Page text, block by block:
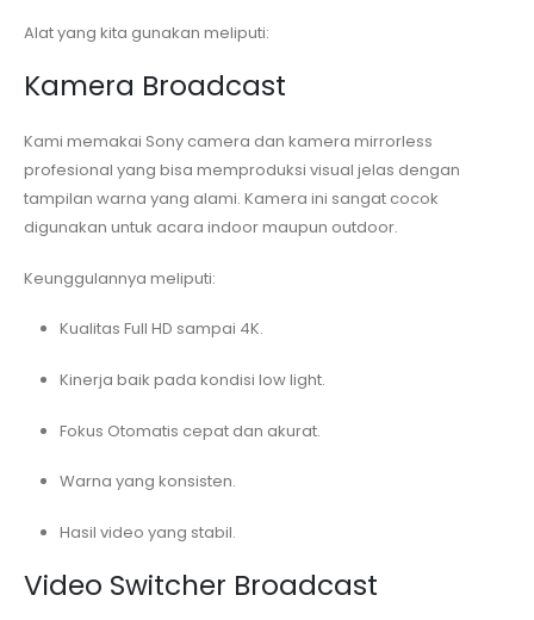
Alat yang kita gunakan meliputi:
Kamera Broadcast
Kami memakai Sony camera dan kamera mirrorless
profesional yang bisa memproduksi visual jelas dengan
tampilan warna yang alami. Kamera ini sangat cocok
digunakan untuk acara indoor maupun outdoor.
Keunggulannya meliputi:
Kualitas Full HD sampai 4K.
Kinerja baik pada kondisi low light.
Fokus Otomatis cepat dan akurat.
Warna yang konsisten.
Hasil video yang stabil.
Video Switcher Broadcast